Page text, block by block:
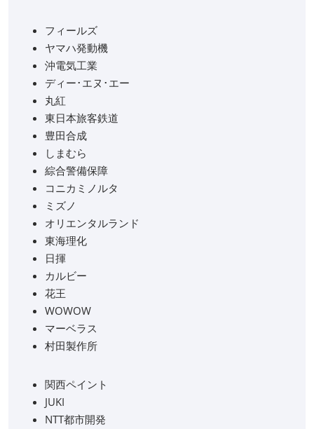
フィールズ
ヤマハ発動機
沖電気工業
ディー･エヌ･エー
丸紅
東日本旅客鉄道
豊田合成
しまむら
綜合警備保障
コニカミノルタ
ミズノ
オリエンタルランド
東海理化
日揮
カルビー
花王
WOWOW
マーベラス
村田製作所
関西ペイント
JUKI
NTT都市開発